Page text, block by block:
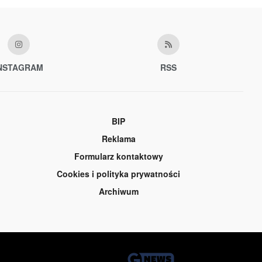
RSS
BIP
Reklama
Formularz kontaktowy
Cookies i polityka prywatności
Archiwum